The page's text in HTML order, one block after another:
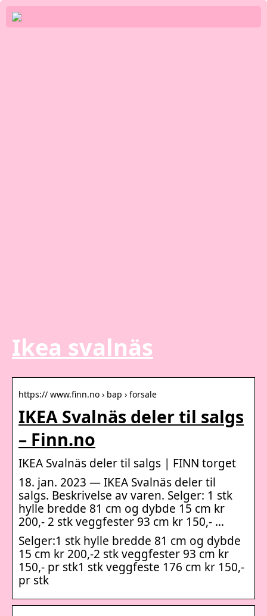
Ikea svalnäs
https:// www.finn.no › bap › forsale
IKEA Svalnäs deler til salgs
– Finn.no
IKEA Svalnäs deler til salgs | FINN torget
18. jan. 2023 — IKEA Svalnäs deler til
salgs. Beskrivelse av varen. Selger: 1 stk
hylle bredde 81 cm og dybde 15 cm kr
200,- 2 stk veggfester 93 cm kr 150,- …
Selger:1 stk hylle bredde 81 cm og dybde
15 cm kr 200,-2 stk veggfester 93 cm kr
150,- pr stk1 stk veggfeste 176 cm kr 150,-
pr stk